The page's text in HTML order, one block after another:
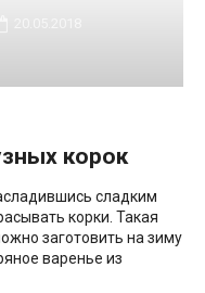
корок
сладким
корки. Такая
заготовить на зиму
варенье из